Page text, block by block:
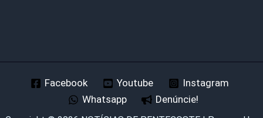
Facebook Youtube
Instagram
Whatsapp
Denúncie!